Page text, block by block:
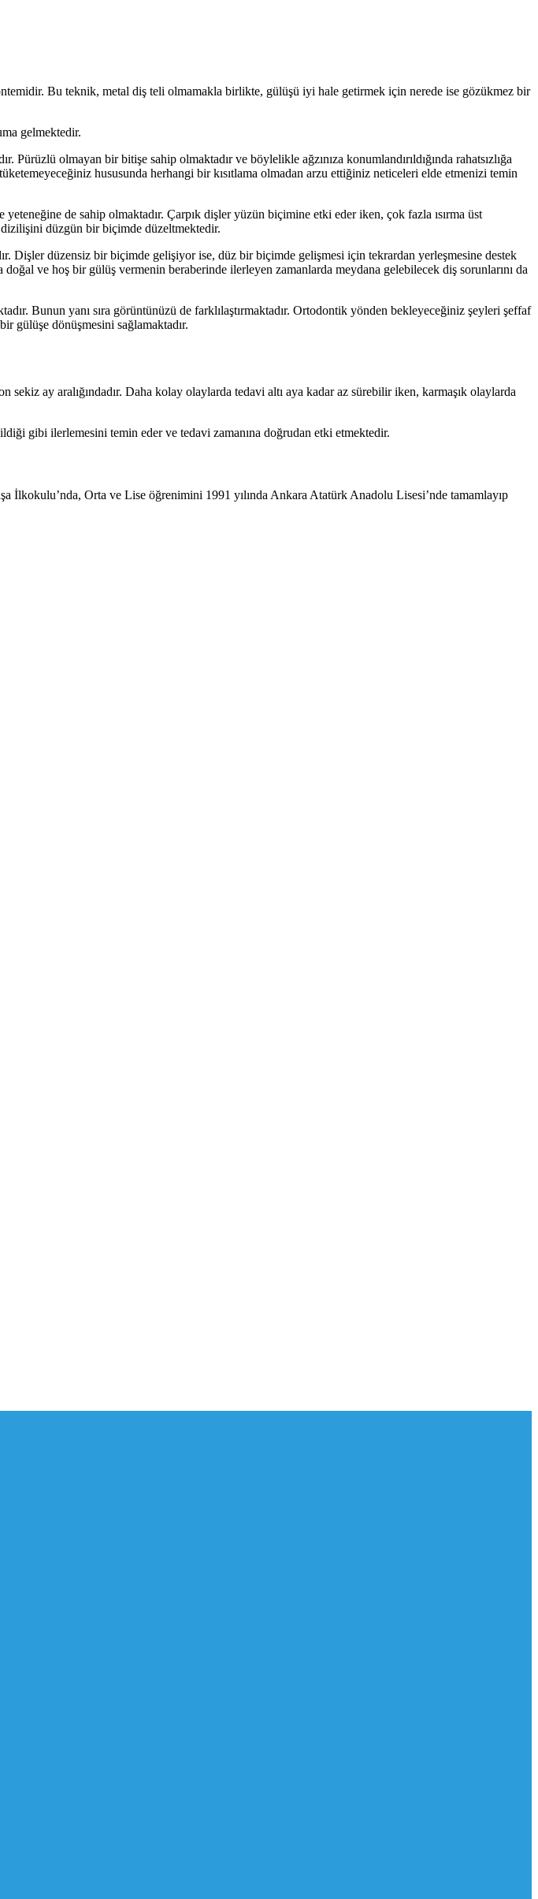
Bu teknik, metal diş teli olmamakla birlikte, gülüşü iyi hale getirmek için nerede ise gözükmez bir
gelmektedir.
Pürüzlü olmayan bir bitişe sahip olmaktadır ve böylelikle ağzınıza konumlandırıldığında rahatsızlığa
hususunda herhangi bir kısıtlama olmadan arzu ettiğiniz neticeleri elde etmenizi temin
de sahip olmaktadır. Çarpık dişler yüzün biçimine etki eder iken, çok fazla ısırma üst
dizilişini düzgün bir biçimde düzeltmektedir.
Dişler düzensiz bir biçimde gelişiyor ise, düz bir biçimde gelişmesi için tekrardan yerleşmesine destek
ve hoş bir gülüş vermenin beraberinde ilerleyen zamanlarda meydana gelebilecek diş sorunlarını da
Bunun yanı sıra görüntünüzü de farklılaştırmaktadır. Ortodontik yönden bekleyeceğiniz şeyleri şeffaf
gülüşe dönüşmesini sağlamaktadır.
ay aralığındadır. Daha kolay olaylarda tedavi altı aya kadar az sürebilir iken, karmaşık olaylarda
gibi ilerlemesini temin eder ve tedavi zamanına doğrudan etki etmektedir.
Orta ve Lise öğrenimini 1991 yılında Ankara Atatürk Anadolu Lisesi’nde tamamlayıp